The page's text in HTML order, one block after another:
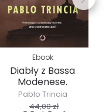
Ebook
Diabły z Bassa
Modenese.
Najmroczniejsze...
Pablo Trincia
44,00 zł